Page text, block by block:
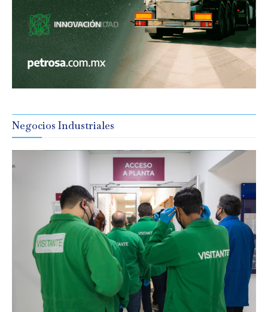
Negocios Industriales